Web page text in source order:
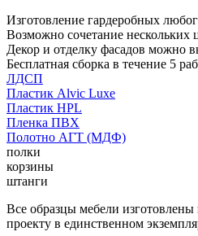
Изготовление гардеробных
Возможно сочетание нескольких
Декор и отделку фасадов можно
Бесплатная сборка в течение 5
ЛДСП
Пластик Alvic Luxe
Пластик HPL
Пленка ПВХ
Полотно АГТ (МДФ)
полки
корзины
штанги
Все образцы мебели
проекту в единственном